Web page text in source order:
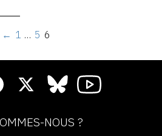
← 1 … 5 6
NOUS ?